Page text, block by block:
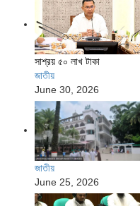
সাশ্রয় ৫০ লাখ টাকা
জাতীয়
June 30, 2026
জাতীয়
June 25, 2026